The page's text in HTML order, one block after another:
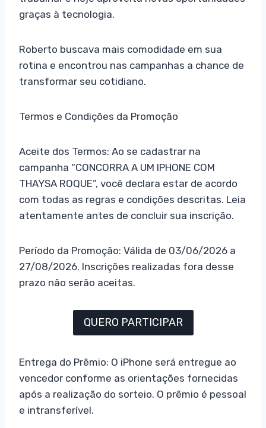
graças à tecnologia.
Roberto buscava mais comodidade em sua
rotina e encontrou nas campanhas a chance de
transformar seu cotidiano.
Termos e Condições da Promoção
Aceite dos Termos: Ao se cadastrar na
campanha “CONCORRA A UM IPHONE COM
THAYSA ROQUE”, você declara estar de acordo
com todas as regras e condições descritas. Leia
atentamente antes de concluir sua inscrição.
Período da Promoção: Válida de 03/06/2026 a
27/08/2026. Inscrições realizadas fora desse
prazo não serão aceitas.
QUERO PARTICIPAR
Entrega do Prêmio: O iPhone será entregue ao
vencedor conforme as orientações fornecidas
após a realização do sorteio. O prêmio é pessoal
e intransferível.